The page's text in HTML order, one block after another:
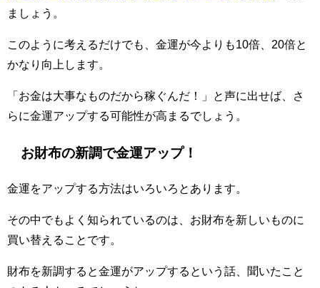
ましょう。
このように考えるだけでも、金運が今よりも10倍、20倍と
かなり向上します。
「お金は大事なものだから稼ぐんだ！」と声に出せば、さ
らに金運アップする可能性が高まるでしょう。
お財布の新調で金運アップ！
金運をアップする方法はいろいろとあります。
その中でもよく知られているのは、お財布を新しいものに
買い替えることです。
財布を新調すると金運がアップするという話、聞いたこと